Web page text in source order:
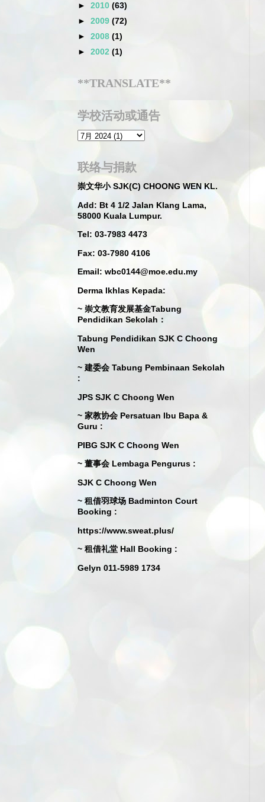
► 2010 (63)
► 2009 (72)
► 2008 (1)
► 2002 (1)
**TRANSLATE**
学校活动或通告
联络与捐款
崇文华小 SJK(C) CHOONG WEN KL.
Add: Bt 4 1/2 Jalan Klang Lama,
58000 Kuala Lumpur.
Tel: 03-7983 4473
Fax: 03-7980 4106
Email: wbc0144@moe.edu.my
Derma Ikhlas Kepada:
~ 崇文教育发展基金Tabung
Pendidikan Sekolah：
Tabung Pendidikan SJK C Choong
Wen
~ 建委会 Tabung Pembinaan Sekolah
:
JPS SJK C Choong Wen
~ 家教协会 Persatuan Ibu Bapa &
Guru :
PIBG SJK C Choong Wen
~ 董事会 Lembaga Pengurus :
SJK C Choong Wen
~ 租借羽球场 Badminton Court
Booking :
https://www.sweat.plus/
~ 租借礼堂 Hall Booking :
Gelyn 011-5989 1734